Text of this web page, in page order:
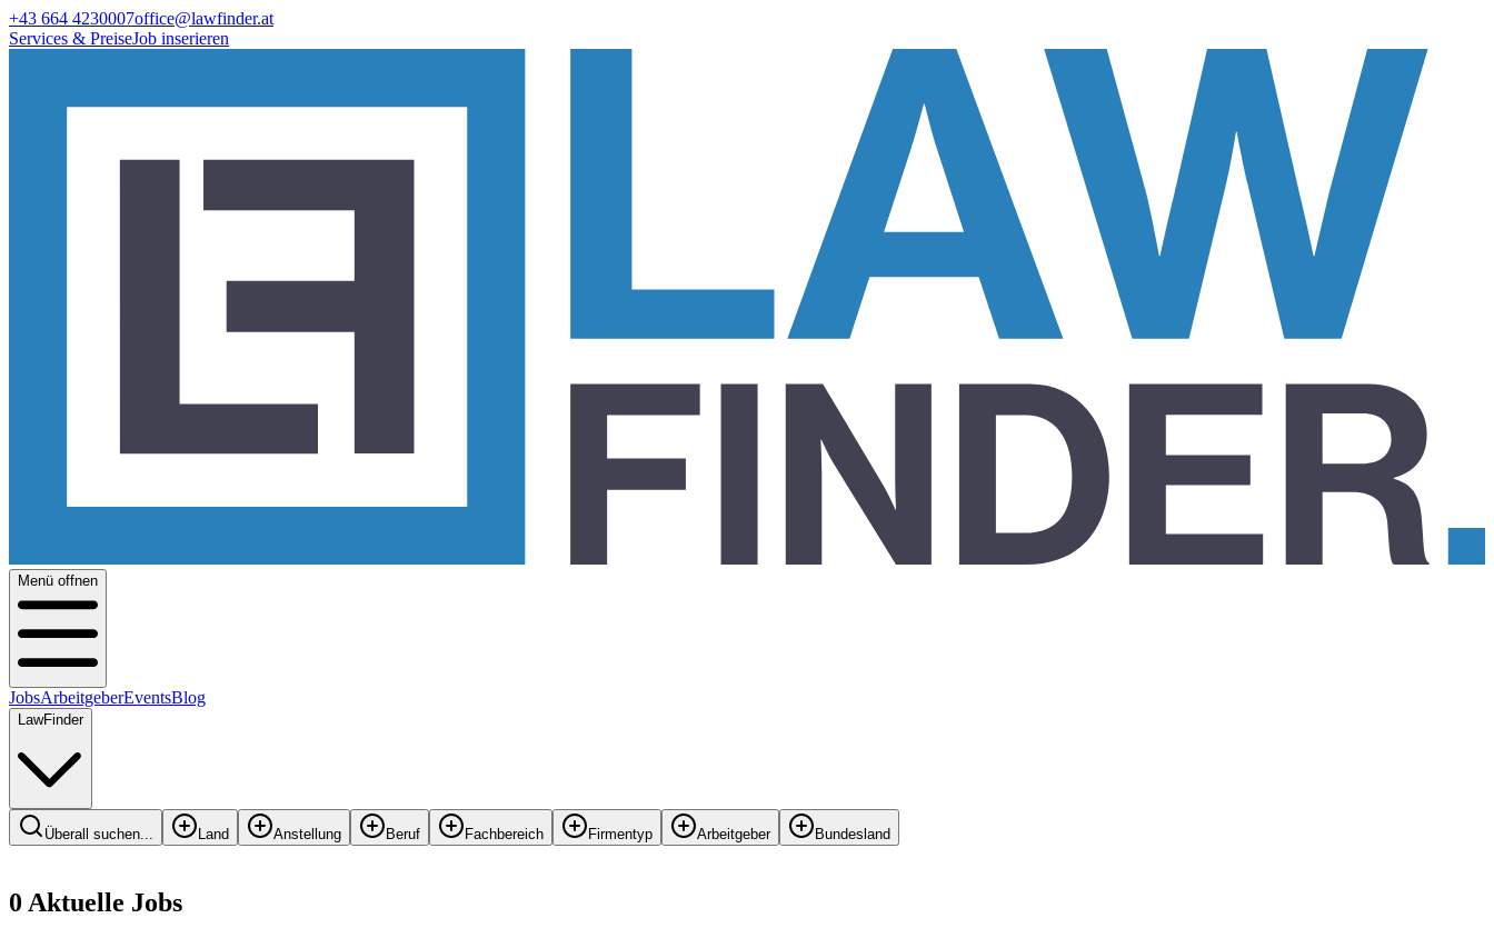
+43 664 4230007office@lawfinder.at
Services & PreiseJob inserieren
Menü offnen
JobsArbeitgeberEventsBlog
LawFinder
Überall suchen... Land Anstellung Beruf Fachbereich Firmentyp Arbeitgeber Bundesland
0 Aktuelle Jobs